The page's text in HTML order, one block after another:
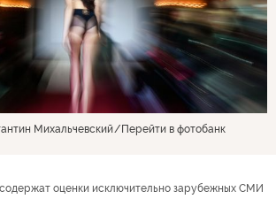
Михальчевский Перейти в фотобанк
оценки исключительно зарубежных СМИ